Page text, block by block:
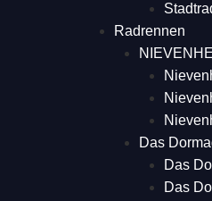
Radrennen
Das
Das
Das